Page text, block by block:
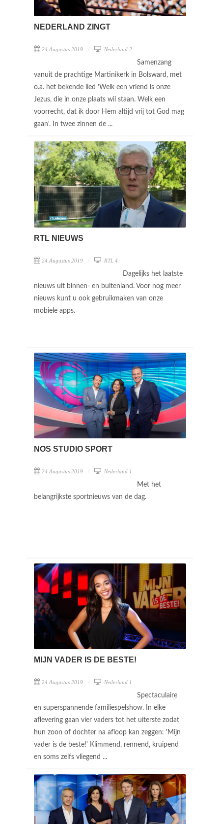
NEDERLAND ZINGT
24 Augustus 2019 Nederland 2
Samenzang
vanuit de prachtige Martinikerk in Bolsward, met
o.a. het bekende lied 'Welk een vriend is onze
Jezus, die in onze plaats wil staan. Welk een
voorrecht, dat ik door Hem altijd vrij tot God mag
gaan'. In twee zinnen de ...
RTL NIEUWS
24 Augustus 2019 RTL 4
Dagelijks het laatste
nieuws uit binnen- en buitenland. Voor nog meer
nieuws kunt u ook gebruikmaken van onze
mobiele apps.
NOS STUDIO SPORT
24 Augustus 2019 Nederland 1
Met het
belangrijkste sportnieuws van de dag.
MIJN VADER IS DE BESTE!
24 Augustus 2019 Nederland 1
Spectaculaire
en superspannende familiespelshow. In elke
aflevering gaan vier vaders tot het uiterste zodat
hun zoon of dochter na afloop kan zeggen: 'Mijn
vader is de beste!' Klimmend, rennend, kruipend
en soms zelfs vliegend ...